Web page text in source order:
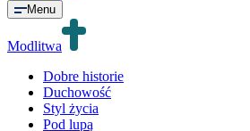
Menu
Modlitwa
Dobre historie
Duchowość
Styl życia
Pod lupą